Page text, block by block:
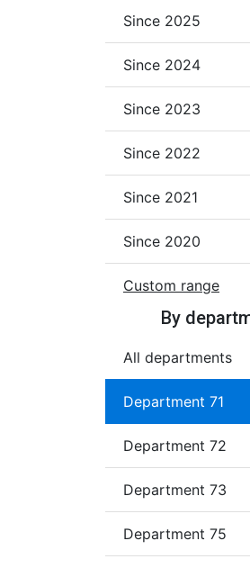
Since 2025
Since 2024
Since 2023
Since 2022
Since 2021
Since 2020
Custom range
By
All departments
Department 71
Department 72
Department 73
Department 75